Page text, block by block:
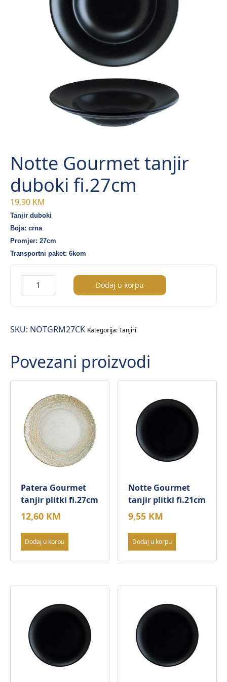
Notte Gourmet tanjir
duboki fi.27cm
19,90 KM
Tanjir duboki
Boja: crna
Promjer: 27cm
Transportni paket: 6kom
Notte
Gourmet
tanjir
fi.27cm
Dodaj u korpu
SKU: NOTGRM27CK Kategorija:Tanjiri
Povezani proizvodi
Patera Gourmet
tanjir plitki fi.27cm
12,60 KM
Dodaj u korpu
Notte Gourmet
tanjir plitki fi.21cm
9,55 KM
Dodaj u korpu